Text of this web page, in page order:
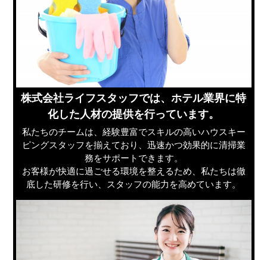
株式会社ライフスタッフでは、ホテル業界に特
化した人材の提供を行っています。
私たちのチームは、経験豊富でスキルの高いハウスキー
ピングスタッフを揃えており、迅速かつ効果的に清掃業
務をサポートできます。
お客様が快適に過ごせる環境を整えるため、私たちは徹
底した研修を行い、スタッフの能力を高めています。